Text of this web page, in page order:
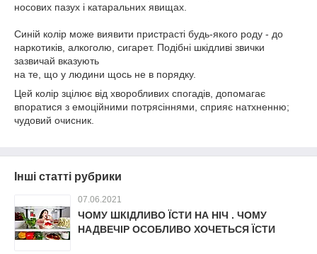
носових пазух і катаральних явищах.
Синій колір може виявити пристрасті будь-якого роду - до
наркотиків, алкоголю, сигарет. Подібні шкідливі звички
зазвичай вказують
на те, що у людини щось не в порядку.
Цей колір зцілює від хворобливих спогадів, допомагає
впоратися з емоційними потрясіннями, сприяє натхненню;
чудовий очисник.
Інші статті рубрики
07.06.2021
ЧОМУ ШКІДЛИВО ЇСТИ НА НІЧ . ЧОМУ
НАДВЕЧІР ОСОБЛИВО ХОЧЕТЬСЯ ЇСТИ